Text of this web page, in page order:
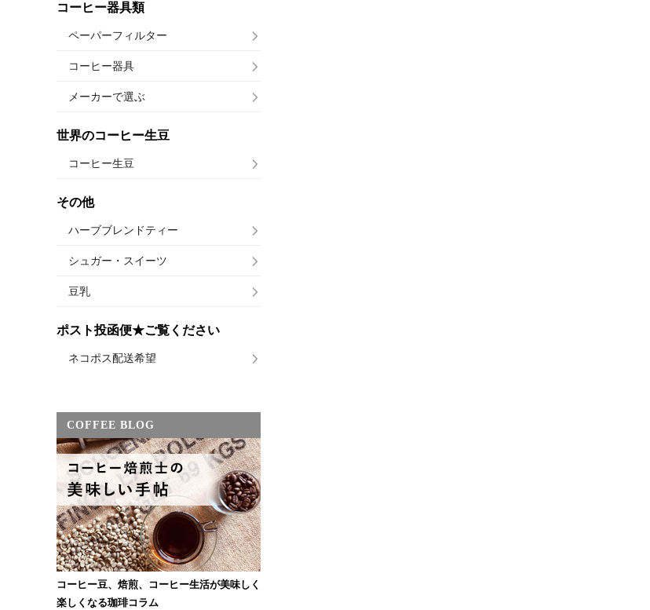
コーヒー器具類
ペーパーフィルター
コーヒー器具
メーカーで選ぶ
世界のコーヒー生豆
コーヒー生豆
その他
ハーブブレンドティー
シュガー・スイーツ
豆乳
ポスト投函便★ご覧ください
ネコポス配送希望
COFFEE BLOG
コーヒー豆、焙煎、コーヒー生活が美味しく
楽しくなる珈琲コラム